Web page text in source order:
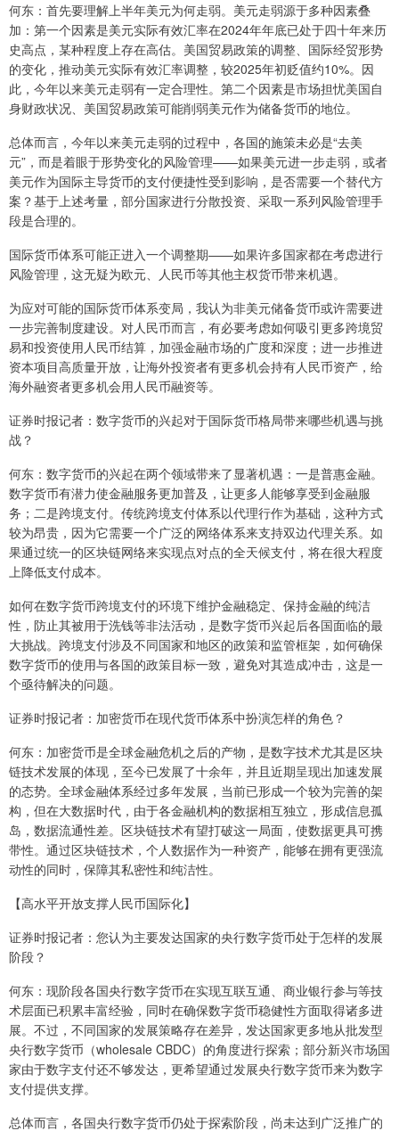
何东：首先要理解上半年美元为何走弱。美元走弱源于多种因素叠
加：第一个因素是美元实际有效汇率在2024年年底已处于四十年来历
史高点，某种程度上存在高估。美国贸易政策的调整、国际经贸形势
的变化，推动美元实际有效汇率调整，较2025年初贬值约10%。因
此，今年以来美元走弱有一定合理性。第二个因素是市场担忧美国自
身财政状况、美国贸易政策可能削弱美元作为储备货币的地位。
总体而言，今年以来美元走弱的过程中，各国的施策未必是“去美
元”，而是着眼于形势变化的风险管理——如果美元进一步走弱，或者
美元作为国际主导货币的支付便捷性受到影响，是否需要一个替代方
案？基于上述考量，部分国家进行分散投资、采取一系列风险管理手
段是合理的。
国际货币体系可能正进入一个调整期——如果许多国家都在考虑进行
风险管理，这无疑为欧元、人民币等其他主权货币带来机遇。
为应对可能的国际货币体系变局，我认为非美元储备货币或许需要进
一步完善制度建设。对人民币而言，有必要考虑如何吸引更多跨境贸
易和投资使用人民币结算，加强金融市场的广度和深度；进一步推进
资本项目高质量开放，让海外投资者有更多机会持有人民币资产，给
海外融资者更多机会用人民币融资等。
证券时报记者：数字货币的兴起对于国际货币格局带来哪些机遇与挑
战？
何东：数字货币的兴起在两个领域带来了显著机遇：一是普惠金融。
数字货币有潜力使金融服务更加普及，让更多人能够享受到金融服
务；二是跨境支付。传统跨境支付体系以代理行作为基础，这种方式
较为昂贵，因为它需要一个广泛的网络体系来支持双边代理关系。如
果通过统一的区块链网络来实现点对点的全天候支付，将在很大程度
上降低支付成本。
如何在数字货币跨境支付的环境下维护金融稳定、保持金融的纯洁
性，防止其被用于洗钱等非法活动，是数字货币兴起后各国面临的最
大挑战。跨境支付涉及不同国家和地区的政策和监管框架，如何确保
数字货币的使用与各国的政策目标一致，避免对其造成冲击，这是一
个亟待解决的问题。
证券时报记者：加密货币在现代货币体系中扮演怎样的角色？
何东：加密货币是全球金融危机之后的产物，是数字技术尤其是区块
链技术发展的体现，至今已发展了十余年，并且近期呈现出加速发展
的态势。全球金融体系经过多年发展，当前已形成一个较为完善的架
构，但在大数据时代，由于各金融机构的数据相互独立，形成信息孤
岛，数据流通性差。区块链技术有望打破这一局面，使数据更具可携
带性。通过区块链技术，个人数据作为一种资产，能够在拥有更强流
动性的同时，保障其私密性和纯洁性。
【高水平开放支撑人民币国际化】
证券时报记者：您认为主要发达国家的央行数字货币处于怎样的发展
阶段？
何东：现阶段各国央行数字货币在实现互联互通、商业银行参与等技
术层面已积累丰富经验，同时在确保数字货币稳健性方面取得诸多进
展。不过，不同国家的发展策略存在差异，发达国家更多地从批发型
央行数字货币（wholesale CBDC）的角度进行探索；部分新兴市场国
家由于数字支付还不够发达，更希望通过发展央行数字货币来为数字
支付提供支撑。
总体而言，各国央行数字货币仍处于探索阶段，尚未达到广泛推广的